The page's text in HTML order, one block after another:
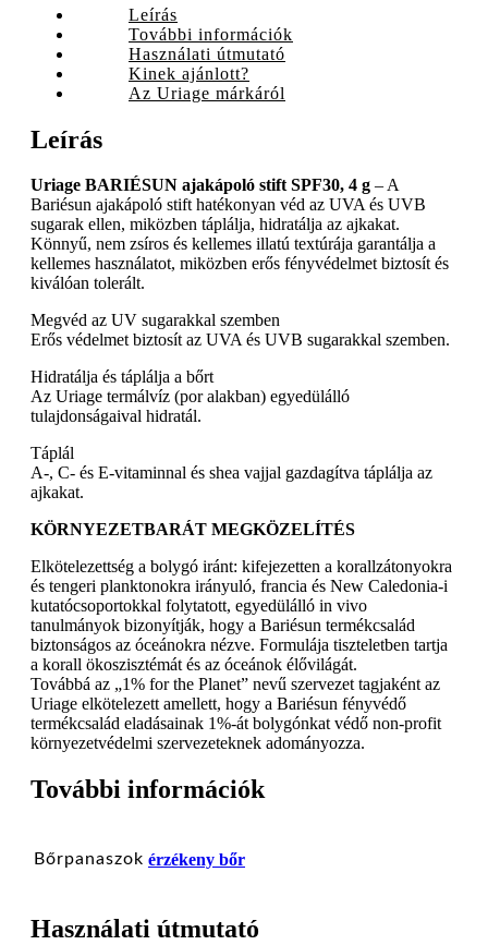
quantity
Leírás
További információk
Használati útmutató
Kinek ajánlott?
Az Uriage márkáról
Leírás
Uriage BARIÉSUN ajakápoló stift SPF30, 4 g – A
Bariésun ajakápoló stift hatékonyan véd az UVA és UVB
sugarak ellen, miközben táplálja, hidratálja az ajkakat.
Könnyű, nem zsíros és kellemes illatú textúrája garantálja a
kellemes használatot, miközben erős fényvédelmet biztosít és
kiválóan tolerált.
Megvéd az UV sugarakkal szemben
Erős védelmet biztosít az UVA és UVB sugarakkal szemben.
Hidratálja és táplálja a bőrt
Az Uriage termálvíz (por alakban) egyedülálló
tulajdonságaival hidratál.
Táplál
A-, C- és E-vitaminnal és shea vajjal gazdagítva táplálja az
ajkakat.
KÖRNYEZETBARÁT MEGKÖZELÍTÉS
Elkötelezettség a bolygó iránt: kifejezetten a korallzátonyokra
és tengeri planktonokra irányuló, francia és New Caledonia-i
kutatócsoportokkal folytatott, egyedülálló in vivo
tanulmányok bizonyítják, hogy a Bariésun termékcsalád
biztonságos az óceánokra nézve. Formulája tiszteletben tartja
a korall ökoszisztémát és az óceánok élővilágát.
Továbbá az „1% for the Planet” nevű szervezet tagjaként az
Uriage elkötelezett amellett, hogy a Bariésun fényvédő
termékcsalád eladásainak 1%-át bolygónkat védő non-profit
környezetvédelmi szervezeteknek adományozza.
További információk
Bőrpanaszok érzékeny bőr
Használati útmutató